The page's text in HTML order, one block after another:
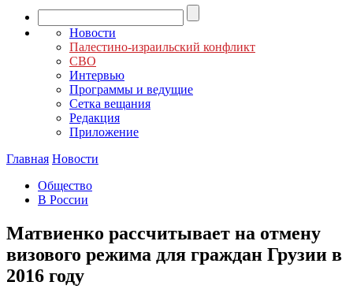
Новости
Палестино-израильский конфликт
СВО
Интервью
Программы и ведущие
Сетка вещания
Редакция
Приложение
Главная Новости
Общество
В России
Матвиенко рассчитывает на отмену
визового режима для граждан Грузии в
2016 году